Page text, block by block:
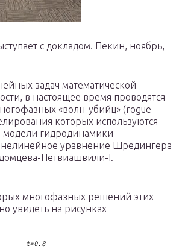
с докладом. Пекин, ноябрь,
задач математической
в настоящее время проводятся
«волн-убийц» (rogue
которых используются
модели гидродинамики —
уравнение Шредингера
Петвиашвили-I.
многофазных решений этих
увидеть на рисунках